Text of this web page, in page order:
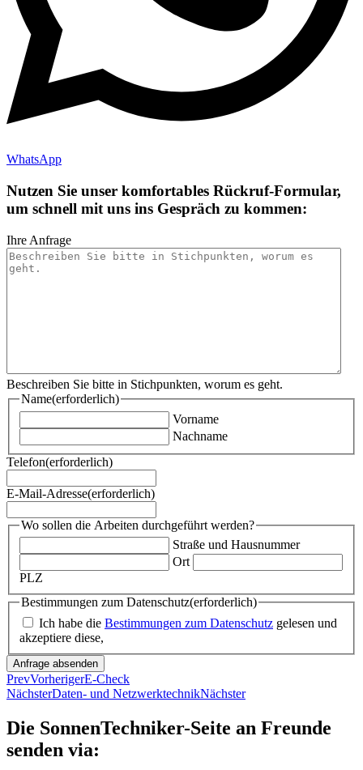
WhatsApp
Nutzen Sie unser komfortables Rückruf-Formular,
um schnell mit uns ins Gespräch zu kommen:
Ihre Anfrage
Beschreiben Sie bitte in Stichpunkten, worum es geht.
Name(erforderlich)
Vorname
Nachname
Telefon(erforderlich)
E-Mail-Adresse(erforderlich)
Wo sollen die Arbeiten durchgeführt werden?
Straße und Hausnummer
Ort
PLZ
Bestimmungen zum Datenschutz(erforderlich)
Ich habe die Bestimmungen zum Datenschutz gelesen und
akzeptiere diese,
PrevVorherigerE-Check
NächsterDaten- und NetzwerktechnikNächster
Die SonnenTechniker-Seite an Freunde
senden via: